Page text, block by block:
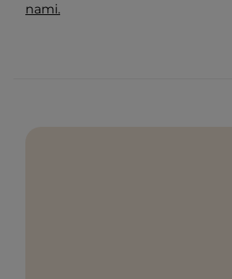
nami.